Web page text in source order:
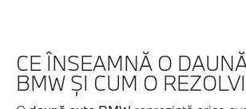
CE ÎNSEAMNĂ O
BMW ȘI CUM O